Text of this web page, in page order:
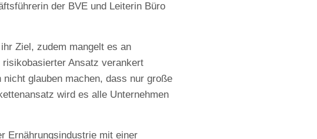
der BVE und Leiterin Büro
Ziel, zudem mangelt es an
Ansatz verankert
glauben machen, dass nur große
wird es alle Unternehmen
Ernährungsindustrie mit einer